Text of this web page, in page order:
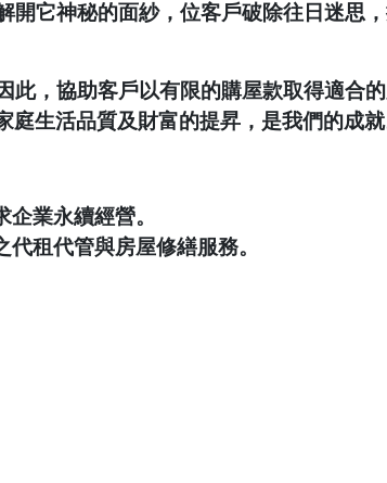
開它神秘的面紗，位客戶破除往日迷思
，協助客戶以有限的購屋款取得適合
生活品質及財富的提昇，是我們的成就
業永續經營。
租代管與房屋修繕服務。